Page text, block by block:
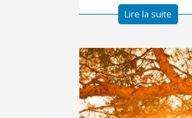
Lire la suite